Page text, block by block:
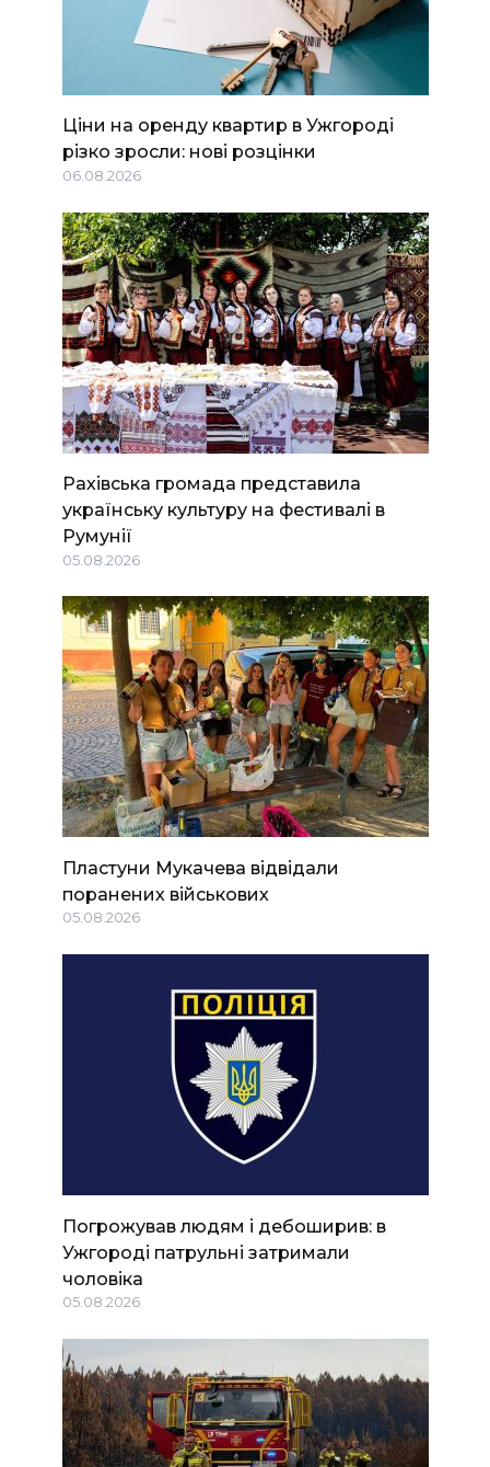
Ціни на оренду квартир в Ужгороді
різко зросли: нові розцінки
06.08.2026
Рахівська громада представила
українську культуру на фестивалі в
Румунії
05.08.2026
Пластуни Мукачева відвідали
поранених військових
05.08.2026
Погрожував людям і дебоширив: в
Ужгороді патрульні затримали
чоловіка
05.08.2026